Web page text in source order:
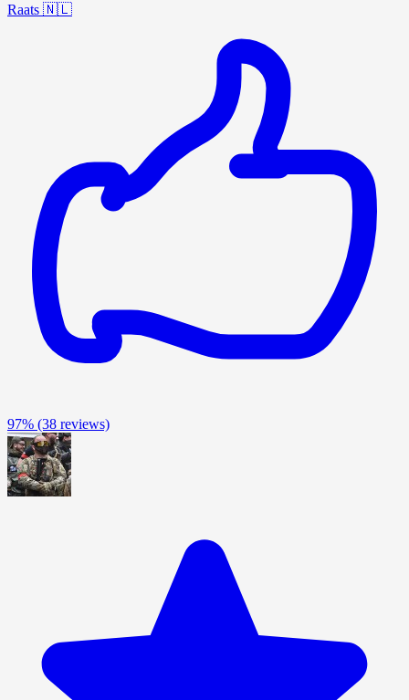
Raats 🇳🇱
97% (38 reviews)